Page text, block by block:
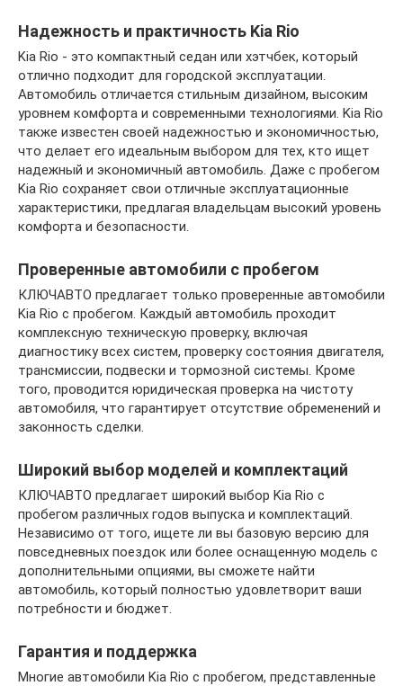
Надежность и практичность Kia Rio
Kia Rio - это компактный седан или хэтчбек, который
отлично подходит для городской эксплуатации.
Автомобиль отличается стильным дизайном, высоким
уровнем комфорта и современными технологиями. Kia Rio
также известен своей надежностью и экономичностью,
что делает его идеальным выбором для тех, кто ищет
надежный и экономичный автомобиль. Даже с пробегом
Kia Rio сохраняет свои отличные эксплуатационные
характеристики, предлагая владельцам высокий уровень
комфорта и безопасности.
Проверенные автомобили с пробегом
КЛЮЧАВТО предлагает только проверенные автомобили
Kia Rio с пробегом. Каждый автомобиль проходит
комплексную техническую проверку, включая
диагностику всех систем, проверку состояния двигателя,
трансмиссии, подвески и тормозной системы. Кроме
того, проводится юридическая проверка на чистоту
автомобиля, что гарантирует отсутствие обременений и
законность сделки.
Широкий выбор моделей и комплектаций
КЛЮЧАВТО предлагает широкий выбор Kia Rio с
пробегом различных годов выпуска и комплектаций.
Независимо от того, ищете ли вы базовую версию для
повседневных поездок или более оснащенную модель с
дополнительными опциями, вы сможете найти
автомобиль, который полностью удовлетворит ваши
потребности и бюджет.
Гарантия и поддержка
Многие автомобили Kia Rio с пробегом, представленные